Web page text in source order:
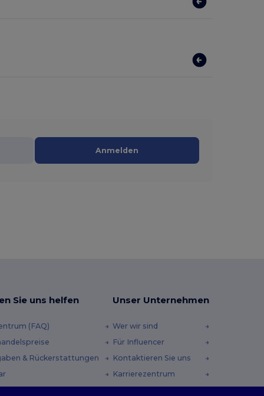
Anmelden
Sie uns helfen
(FAQ)
& Rückerstattungen
Unser Unternehmen
Wer wir sind
Für Influencer
Kontaktieren Sie uns
Karrierezentrum